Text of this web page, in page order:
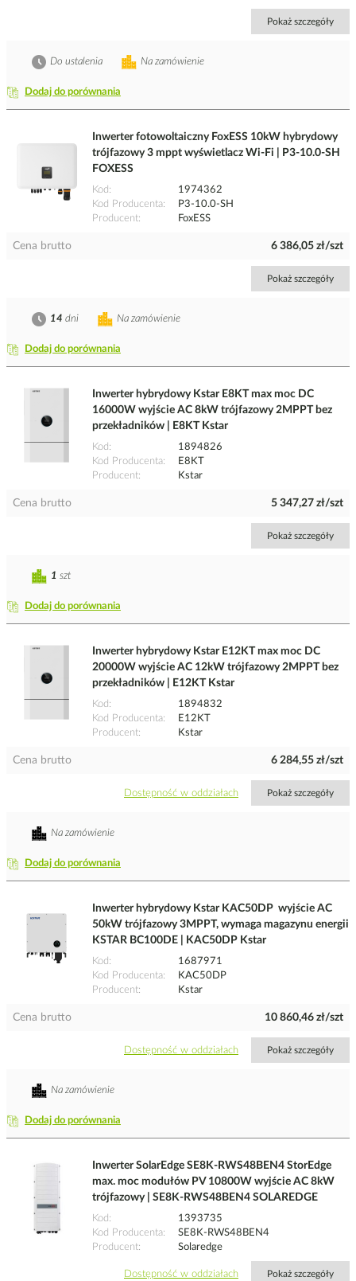
Pokaż szczegóły
Dodaj do porównania
Na zamówienie
Do ustalenia
Inwerter fotowoltaiczny FoxESS 10kW hybrydowy
trójfazowy 3 mppt wyświetlacz Wi-Fi | P3-10.0-SH
FOXESS
Kod
1974362
Kod Producenta
P3-10.0-SH
Producent
FoxESS
Cena brutto 6 386,05 zł/szt
Pokaż szczegóły
Dodaj do porównania
Na zamówienie
14 dni
Inwerter hybrydowy Kstar E8KT max moc DC
16000W wyjście AC 8kW trójfazowy 2MPPT bez
przekładników | E8KT Kstar
Kod
1894826
Kod Producenta
E8KT
Producent
Kstar
Cena brutto 5 347,27 zł/szt
Pokaż szczegóły
Dodaj do porównania
1 szt
Inwerter hybrydowy Kstar E12KT max moc DC
20000W wyjście AC 12kW trójfazowy 2MPPT bez
przekładników | E12KT Kstar
Kod
1894832
Kod Producenta
E12KT
Producent
Kstar
Cena brutto 6 284,55 zł/szt
Dostępność w oddziałach Pokaż szczegóły
Dodaj do porównania
Na zamówienie
Inwerter hybrydowy Kstar KAC50DP wyjście AC
50kW trójfazowy 3MPPT, wymaga magazynu energii
KSTAR BC100DE | KAC50DP Kstar
Kod
1687971
Kod Producenta
KAC50DP
Producent
Kstar
Cena brutto 10 860,46 zł/szt
Dostępność w oddziałach Pokaż szczegóły
Dodaj do porównania
Na zamówienie
Inwerter SolarEdge SE8K-RWS48BEN4 StorEdge
max. moc modułów PV 10800W wyjście AC 8kW
trójfazowy | SE8K-RWS48BEN4 SOLAREDGE
Kod
1393735
Kod Producenta
SE8K-RWS48BEN4
Producent
Solaredge
Dostępność w oddziałach Pokaż szczegóły